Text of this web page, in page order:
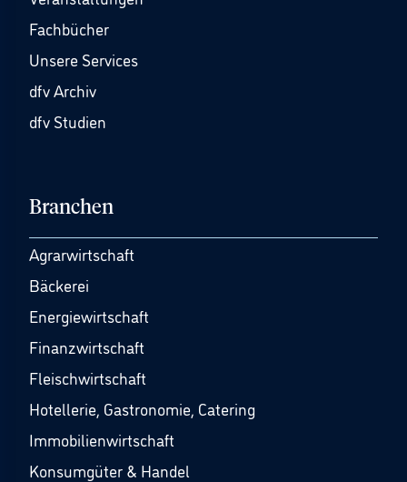
Fachbücher
Unsere Services
dfv Archiv
dfv Studien
Branchen
Agrarwirtschaft
Bäckerei
Energiewirtschaft
Finanzwirtschaft
Fleischwirtschaft
Hotellerie, Gastronomie, Catering
Immobilienwirtschaft
Konsumgüter & Handel